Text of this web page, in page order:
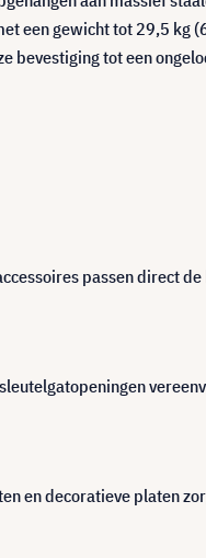
een gewicht tot 29,5 kg
bevestiging tot een
passen direct
en decoratieve platen